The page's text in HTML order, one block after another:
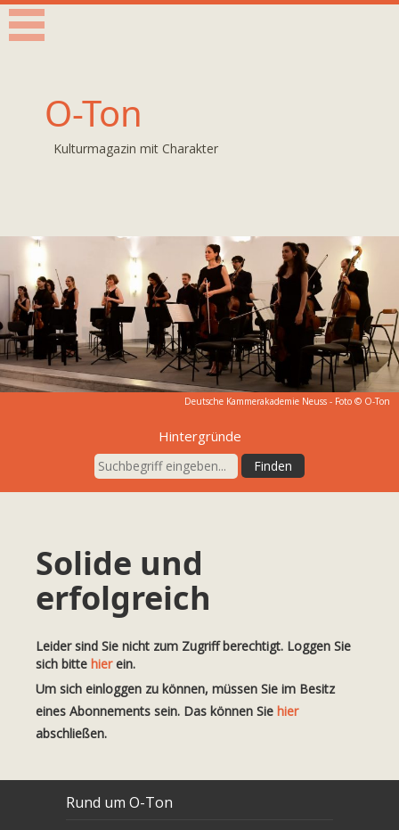
O-Ton
Kulturmagazin mit Charakter
Deutsche Kammerakademie Neuss - Foto © O-Ton
Hintergründe
Solide und
erfolgreich
Leider sind Sie nicht zum Zugriff berechtigt. Loggen Sie
sich bitte hierein.
Um sich einloggen zu können, müssen Sie im Besitz
eines Abonnements sein. Das können Sie hier
abschließen.
Rund um O-Ton